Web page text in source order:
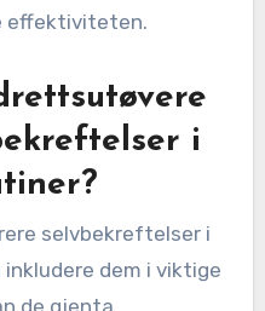
effektiviteten.
i
selvbekreftelser i
dem i viktige
de gjenta